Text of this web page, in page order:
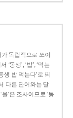
독립적으로 쓰이
‘동생’, ‘밥’, ‘먹는
생 밥 먹는다’로 띄
다른 단어와는 달
을’은 조사이므로 ‘동